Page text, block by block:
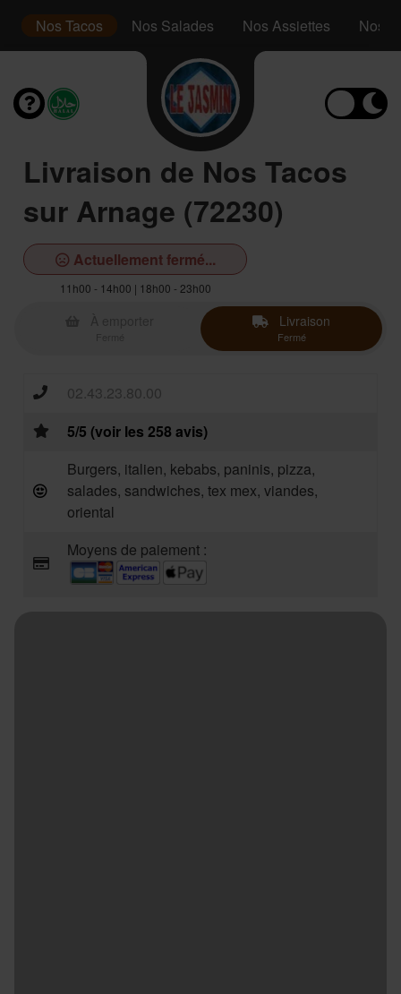
Nos Tacos Nos Salades Nos Assiettes Nos
Livraison de Nos Tacos
sur Arnage (72230)
Actuellement fermé...
11h00 - 14h00 | 18h00 - 23h00
Livraison
Fermé
02.43.23.80.00
5/5 (voir les 258 avis)
Burgers, italien, kebabs, paninis, pizza,
salades, sandwiches, tex mex, viandes,
oriental
Moyens de paiement :